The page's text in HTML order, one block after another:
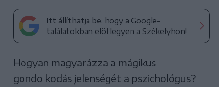
Itt állíthatja be, hogy a Google-
találatokban elöl legyen a Székelyhon!
Hogyan magyarázza a mágikus
gondolkodás jelenségét a pszichológus?